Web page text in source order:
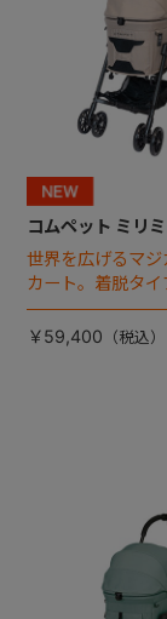
コムペット ミリ
世界を広げるマジ
カート。着脱タイ
ミリ キャリー』
ラーが登場！
￥59,400